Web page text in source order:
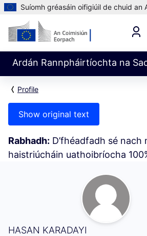
Suíomh gréasáin oifigiúil de chuid an
Ardán Rannpháirtíochta na
Profile
Show original text
Rabhadh: D’fhéadfadh sé nach
haistriúcháin uathoibríocha
HASAN KARADAYI
Mo Ghníomhaíocht (HASAN